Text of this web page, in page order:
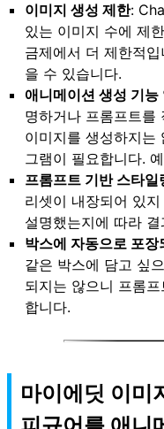
이미지 생성 제한:
있는 이미지 수에 제
금제에서 더 제한적
을 수 있습니다.
애니메이션 생성 기능
명하거나 프롬프트를
이미지를 생성하지는
그램이 필요합니다.
프롬프트 기반 스타일
리셋이 내장되어 있
설명했는지에 따라
박스에 자동으로 포
같은 박스에 담고 싶
되지는 않으니 프롬
합니다.
마이에딧 이미